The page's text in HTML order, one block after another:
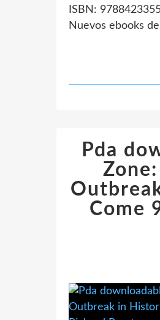
ISBN:
Nuevos ebooks
Pda
Come